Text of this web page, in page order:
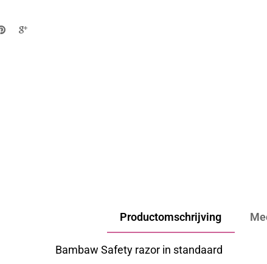
Productomschrijving
Bambaw Safety razor in standaard